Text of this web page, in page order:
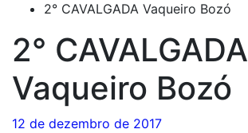
2° CAVALGADA Vaqueiro Bozó
2° CAVALGADA
Vaqueiro Bozó
12 de dezembro de 2017